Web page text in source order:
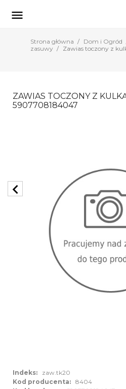

Strona główna Dom i Ogród
zasuwy
Zawias toczony z
ZAWIAS TOCZONY Z
5907708184047
chevron_left
Indeks:
zaw.tk20
Kod producenta: 8404